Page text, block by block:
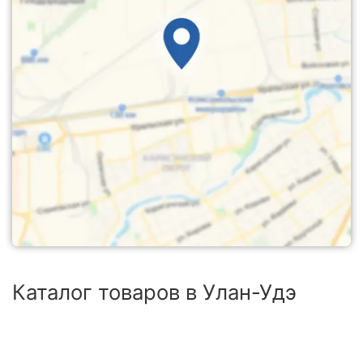
Каталог товаров в Улан-Удэ